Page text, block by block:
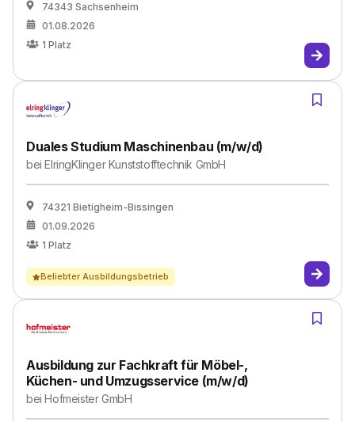
74343 Sachsenheim
01.08.2026
1 Platz
Duales Studium Maschinenbau (m/w/d)
beiElringKlinger Kunststofftechnik GmbH
74321 Bietigheim-Bissingen
01.09.2026
1 Platz
Beliebter Ausbildungsbetrieb
Ausbildung zur Fachkraft für Möbel-,
Küchen- und Umzugsservice (m/w/d)
beiHofmeister GmbH